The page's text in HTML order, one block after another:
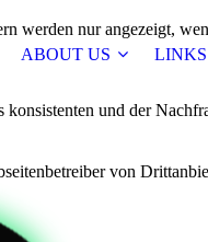
ABOUT US LINKS
werden nur angezeigt,
und der
von